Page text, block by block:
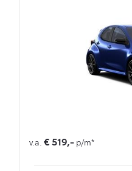
v.a. € 519,- p/m*